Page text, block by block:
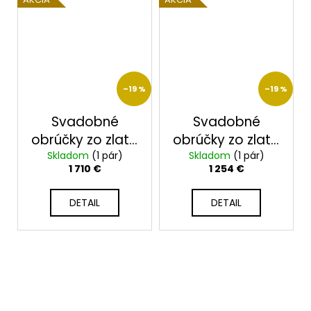
–19 %
Svadobné
obrúčky zo zlata
2014101/ZX
Skladom (1 pár)
1 710 €
DETAIL
–19 %
Svadobné
obrúčky zo zlata
2014100/ZX
Skladom (1 pár)
1 254 €
DETAIL